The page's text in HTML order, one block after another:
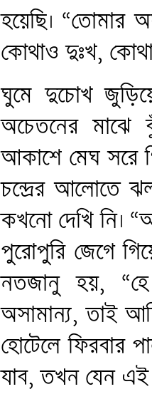
হয়েছি। “তোমার
কোথাও দুঃখ,
ঘুমে দুচোখ
অচেতনের মাঝে
আকাশে মেঘ সরে
চন্দ্রের আলোতে
কখনো দেখি নি।
পুরোপুরি জেগে
নতজানু হয়, “হে
অসামান্য, তাই
হোটেলে ফিরবার
যাব, তখন যেন এই